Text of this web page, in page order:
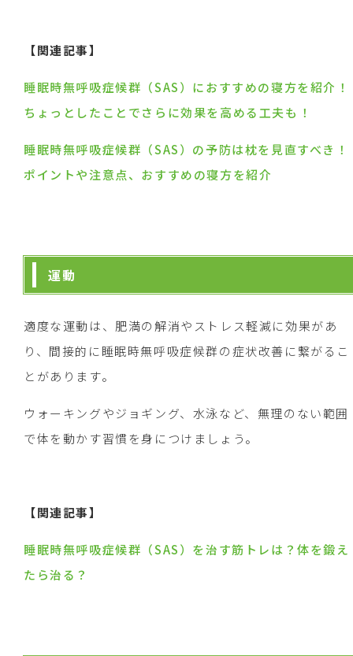
【関連記事】
睡眠時無呼吸症候群（SAS）におすすめの寝方を紹介！
ちょっとしたことでさらに効果を高める工夫も！
睡眠時無呼吸症候群（SAS）の予防は枕を見直すべき！
ポイントや注意点、おすすめの寝方を紹介
運動
適度な運動は、肥満の解消やストレス軽減に効果があ
り、間接的に睡眠時無呼吸症候群の症状改善に繋がるこ
とがあります。
ウォーキングやジョギング、水泳など、無理のない範囲
で体を動かす習慣を身につけましょう。
【関連記事】
睡眠時無呼吸症候群（SAS）を治す筋トレは？体を鍛え
たら治る？